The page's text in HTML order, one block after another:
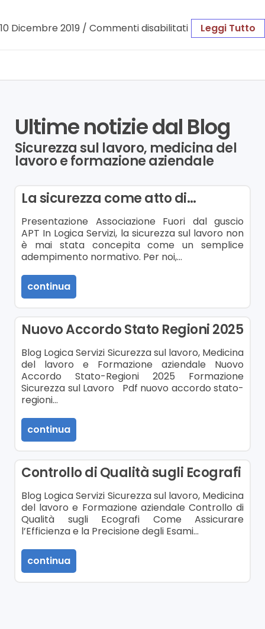
10 Dicembre 2019 / Commenti disabilitati Leggi Tutto
Ultime notizie dal Blog
Sicurezza sul lavoro, medicina del
lavoro e formazione aziendale
La sicurezza come atto di…
Presentazione Associazione Fuori dal guscio
APT In Logica Servizi, la sicurezza sul lavoro non
è mai stata concepita come un semplice
adempimento normativo. Per noi,…
continua
Nuovo Accordo Stato Regioni 2025
Blog Logica Servizi Sicurezza sul lavoro, Medicina
del lavoro e Formazione aziendale Nuovo
Accordo Stato-Regioni 2025 Formazione
Sicurezza sul Lavoro Pdf nuovo accordo stato-
regioni…
continua
Controllo di Qualità sugli Ecografi
Blog Logica Servizi Sicurezza sul lavoro, Medicina
del lavoro e Formazione aziendale Controllo di
Qualità sugli Ecografi Come Assicurare
l’Efficienza e la Precisione degli Esami…
continua